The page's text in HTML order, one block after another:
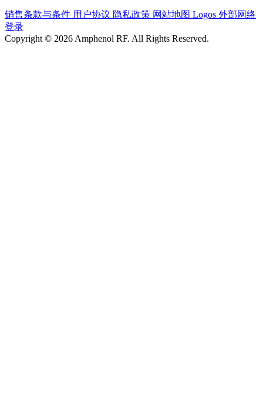
销售条款与条件 用户协议 隐私政策 网站地图 Logos 外部网络
登录
Copyright © 2026 Amphenol RF. All Rights Reserved.